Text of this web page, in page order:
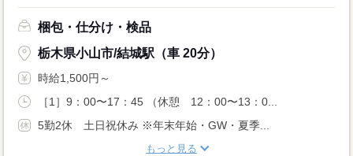
梱包・仕分け・検品
栃木県小山市/結城駅（車 20分）
時給1,500円～
［1］9：00〜17：45 （休憩 12：00〜13：0...
5勤2休 土日祝休み ※年末年始・GW・夏季...
もっと見る